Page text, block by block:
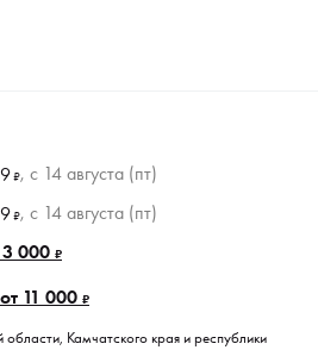
₽, c 14 августа (пт)
₽, c 14 августа (пт)
000 ₽
11 000 ₽
Камчатского края и республики